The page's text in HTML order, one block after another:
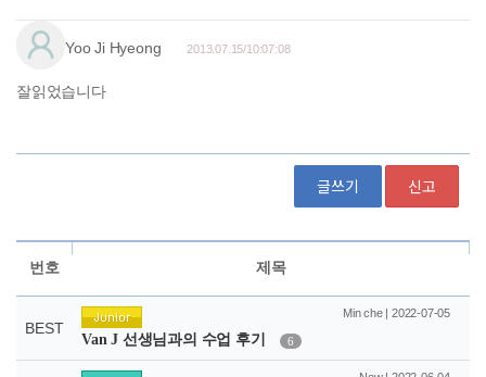
글쓰기 신고